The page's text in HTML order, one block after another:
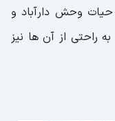
وحش دارآباد و
راحتی از آن ها نیز